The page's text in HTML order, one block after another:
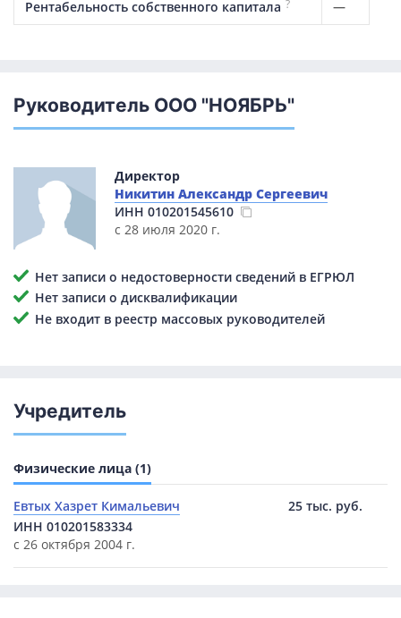
Рентабельность собственного капитала ? —
Руководитель ООО "НОЯБРЬ"
Директор
Никитин Александр Сергеевич
ИНН 010201545610
с 28 июля 2020 г.
Нет записи о недостоверности сведений в ЕГРЮЛ
Нет записи о дисквалификации
Не входит в реестр массовых руководителей
Учредитель
Физические лица (1)
Евтых Хазрет Кимальевич
ИНН 010201583334
с 26 октября 2004 г.
25 тыс. руб.